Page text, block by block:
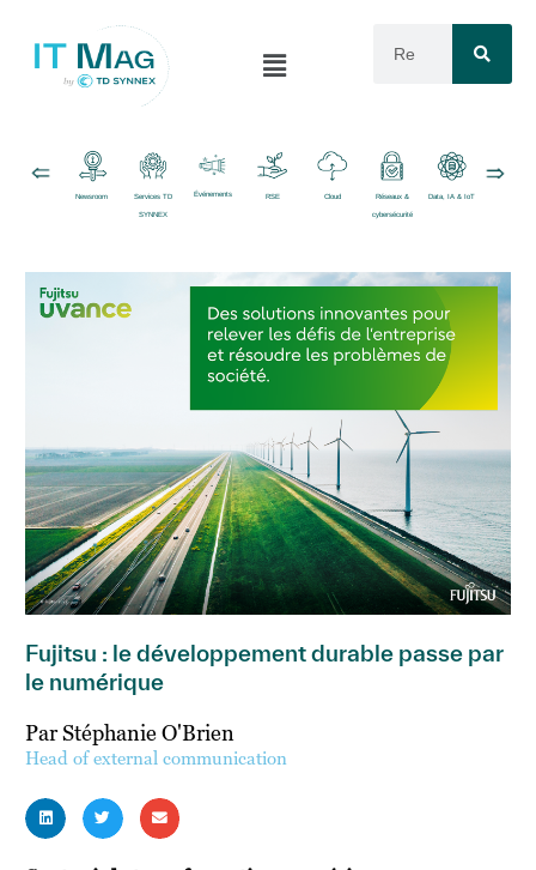
Newsroom Services TD
SYNNEX
Événements RSE Cloud Réseaux &
cybersécurité
Data, IA & IoT
Fujitsu : le développement durable passe par
le numérique
Par Stéphanie O'Brien
Head of external communication